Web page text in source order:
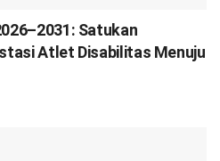
Satukan
Atlet Disabilitas Menuju